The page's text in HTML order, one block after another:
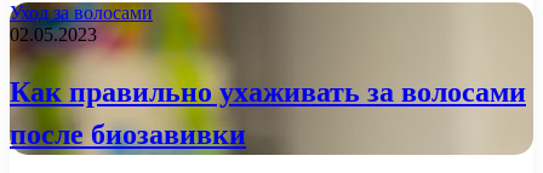
Уход за волосами
02.05.2023
Как правильно ухаживать за волосами
после биозавивки